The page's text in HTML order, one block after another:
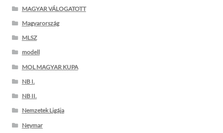
MAGYAR VÁLOGATOTT
Magyarország
MLSZ
modell
MOL MAGYAR KUPA
NB I.
NB II.
Nemzetek Ligája
Neymar